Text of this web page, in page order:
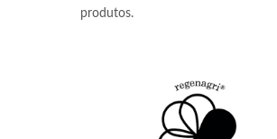
produtos.